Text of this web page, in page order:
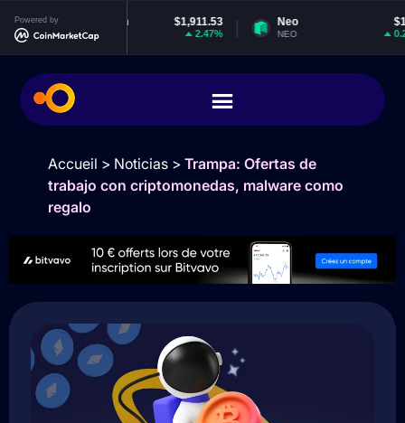
Powered by
Ethereum $1,911.53
ETH
Neo
Accueil > Noticias> Trampa: Ofertas de
trabajo con criptomonedas, malware como
regalo